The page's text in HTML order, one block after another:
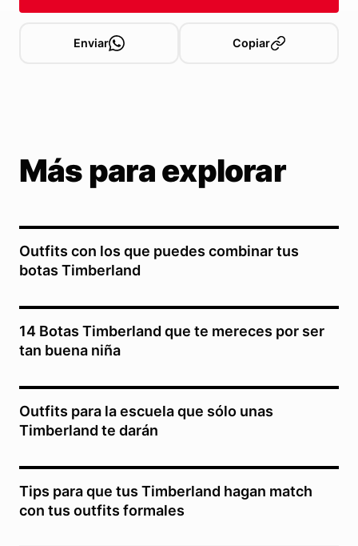
Enviar Copiar
Más para explorar
Outfits con los que puedes combinar tus
botas Timberland
14 Botas Timberland que te mereces por ser
tan buena niña
Outfits para la escuela que sólo unas
Timberland te darán
Tips para que tus Timberland hagan match
con tus outfits formales